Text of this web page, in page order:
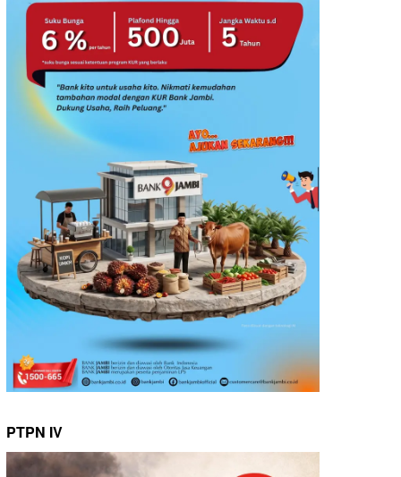
PTPN IV